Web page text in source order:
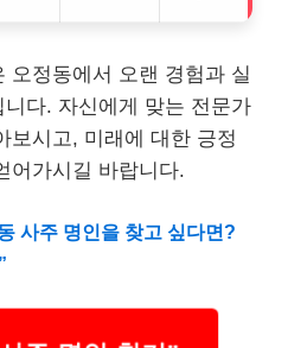
오정동에서 오랜 경험과 실
다. 자신에게 맞는 전문가
보시고, 미래에 대한 긍정
어가시길 바랍니다.
사주 명인을 찾고 싶다면?